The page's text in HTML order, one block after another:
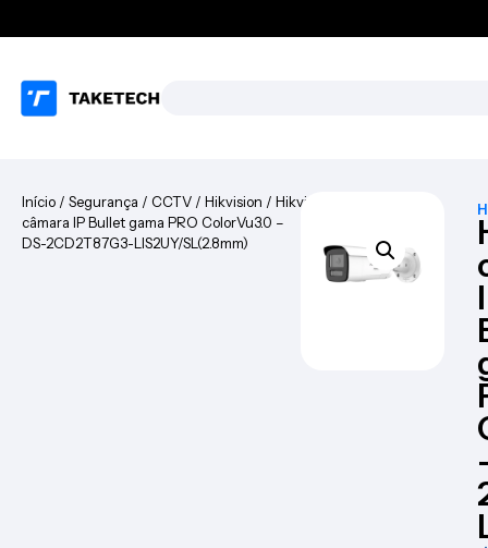
Início / Segurança / CCTV / Hikvision / Hikvision
câmara IP Bullet gama PRO ColorVu3.0 –
DS-2CD2T87G3-LIS2UY/SL(2.8mm)